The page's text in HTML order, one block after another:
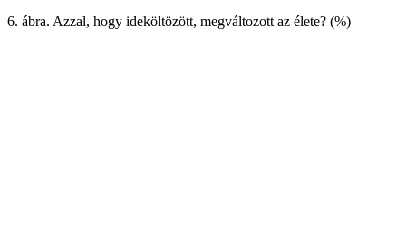
6. ábra. Azzal, hogy ideköltözött, megváltozott az élete? (%)